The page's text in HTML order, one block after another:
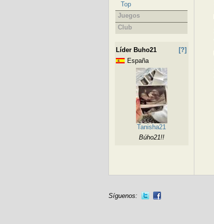
Top
Juegos
Club
Líder Buho21
[?]
España
Tanisha21
Búho21!!
Síguenos: